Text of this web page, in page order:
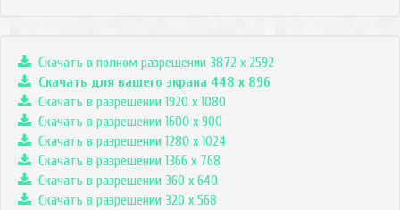
Скачать в полном разрешении 3872 x 2592
Скачать для вашего экрана 448 x 896
Скачать в разрешении 1920 x 1080
Скачать в разрешении 1600 x 900
Скачать в разрешении 1280 x 1024
Скачать в разрешении 1366 x 768
Скачать в разрешении 360 x 640
Скачать в разрешении 320 x 568